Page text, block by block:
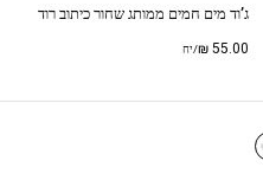
ג’וד מים חמים ממותג שחור כיתוב רוד
₪55.00 /יח